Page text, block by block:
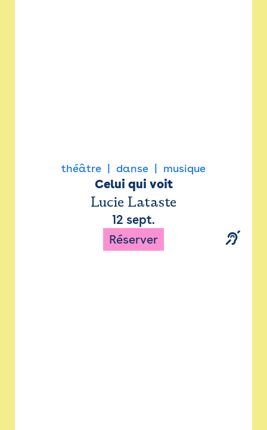
théâtre danse musique
Celui qui voit
Lucie Lataste
12 sept.
Réserver